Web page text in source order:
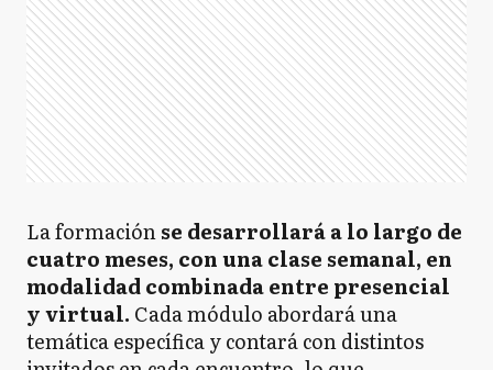
La formaciónse desarrollará a lo largo de
cuatro meses, con una clase semanal, en
modalidad combinada entre presencial
y virtual. Cada módulo abordará una
temática específica y contará con distintos